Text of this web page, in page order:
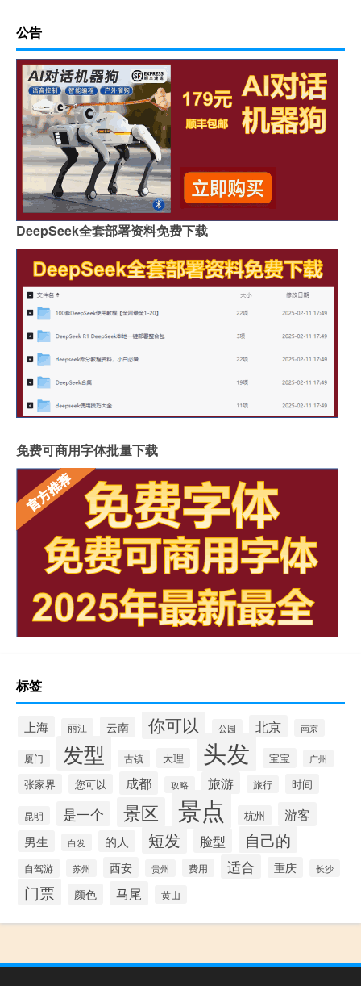
公告
DeepSeek全套部署资料免费下载
免费可商用字体批量下载
标签
上海 丽江 云南 你可以 公园 北京 南京
厦门 发型 古镇 大理 头发 宝宝 广州
张家界 您可以 成都 攻略 旅游 旅行 时间
昆明 是一个 景区 景点 杭州 游客
男生 白发 的人 短发 脸型 自己的
自驾游 苏州 西安 贵州 费用 适合 重庆 长沙
门票 颜色 马尾 黄山